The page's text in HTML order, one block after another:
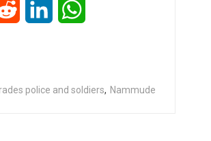
Reddit LinkedIn
police and soldiers, Nammude